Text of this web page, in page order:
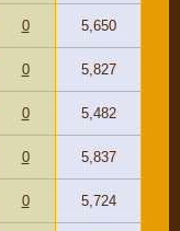
0 5,650
0 5,827
0 5,482
0 5,837
0 5,724